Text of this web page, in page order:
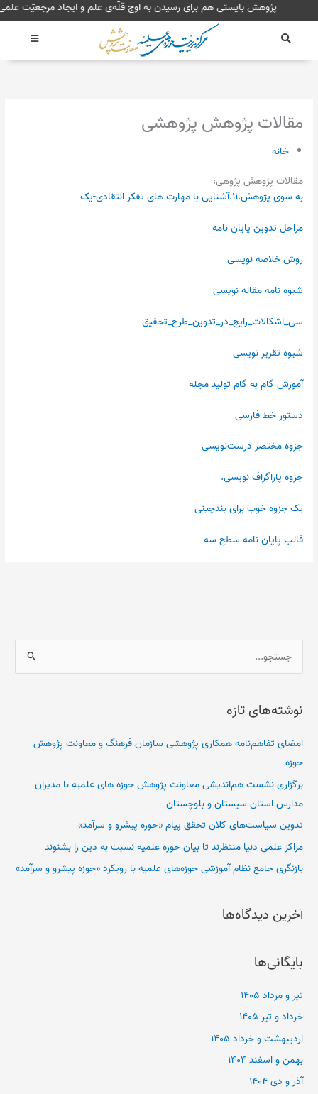
به
پژوهش بایستی هم برای رسیدن به اوج قلّه‌ی علم و ایجاد
مقالات پژوهش پژوهشی
خانه
مقالات پژوهش پژوهی:
به سوی پژوهش.۱۱.آشنایی با مهارت های تفکر انتقادی-یک
مراحل تدوین پایان نامه
روش خلاصه نویسی
شیوه نامه مقاله نویسی
سی_اشکالات_رایج_در_تدوین_طرح_تحقیق
شیوه تقریر نویسی
آموزش گام به گام تولید مجله
دستور خط فارسی
جزوه مختصر درست‌نویسی
جزوه پاراگراف نویسی.
یک جزوه خوب برای بندچینی
قالب پایان نامه سطح سه
س
ج
ا
ی
:
نوشته‌های تازه
امضای تفاهم‌نامه همکاری پژوهشی سازمان فرهنگ و معاونت پژوهش
حوزه
برگزاری نشست هم‌اندیشی معاونت پژوهش حوزه های علمیه با مدیران
مدارس استان سیستان و بلوچستان
تدوین سیاست‌های کلان تحقق پیام «حوزه پیشرو و سرآمد»
مراکز علمی دنیا منتظرند تا بیان حوزه علمیه نسبت به دین را بشنوند
بازنگری جامع نظام آموزشی حوزه‌های علمیه با رویکرد «حوزه پیشرو و سرآمد»
آخرین دیدگاه‌ها
بایگانی‌ها
تیر و مرداد ۱۴۰۵
خرداد و تیر ۱۴۰۵
اردیبهشت و خرداد ۱۴۰۵
بهمن و اسفند ۱۴۰۴
آذر و دی ۱۴۰۴